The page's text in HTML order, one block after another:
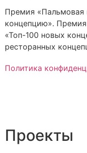
Премия «Пальмовая
концепцию».
«Топ-100 новых
ресторанных
Политика
Проекты